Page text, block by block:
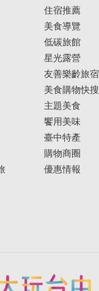
住宿推薦
美食導覽
低碳旅館
星光露營
友善樂齡旅宿
美食購物快搜
主題美食
饗用美味
臺中特產
購物商圈
優惠情報